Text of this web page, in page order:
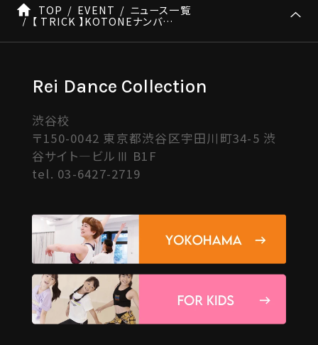
TOP EVENT ニュース一覧
【 TRICK 】KOTONEナンバー情報 ※8/15 更新
Rei Dance Collection
渋谷校
〒150-0042 東京都渋谷区宇田川町34-5 渋
谷サイト―ビルⅢ B1F
tel. 03-6427-2719